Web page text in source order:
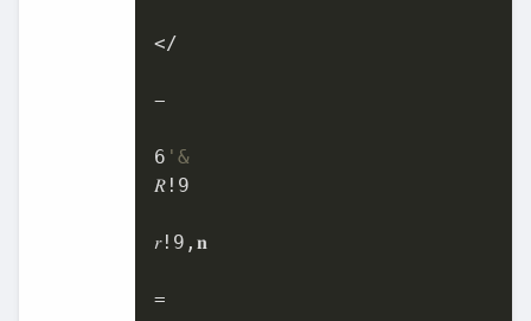
</
−
6 '&
𝑅! 9
𝑟! 9 ,𝐧
=